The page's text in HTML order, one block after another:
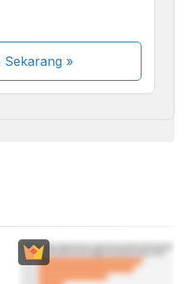
Sekarang»
masih dalam